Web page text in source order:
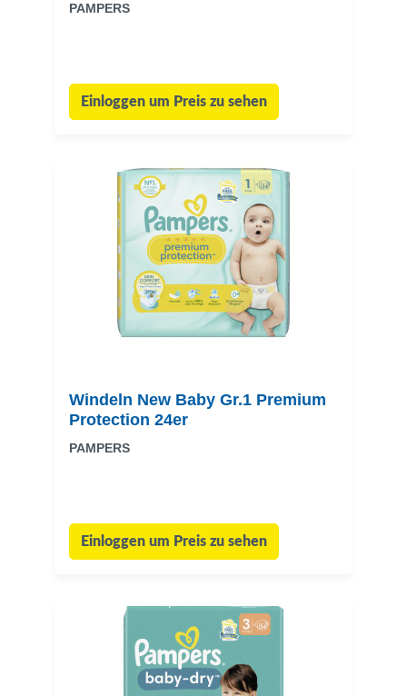
PAMPERS
Einloggen um Preis zu sehen
Windeln New Baby Gr.1 Premium
Protection 24er
PAMPERS
Einloggen um Preis zu sehen